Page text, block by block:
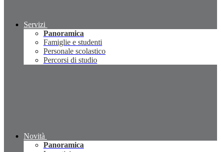
Servizi
Panoramica
Famiglie e studenti
Personale scolastico
Percorsi di studio
Novità
Panoramica